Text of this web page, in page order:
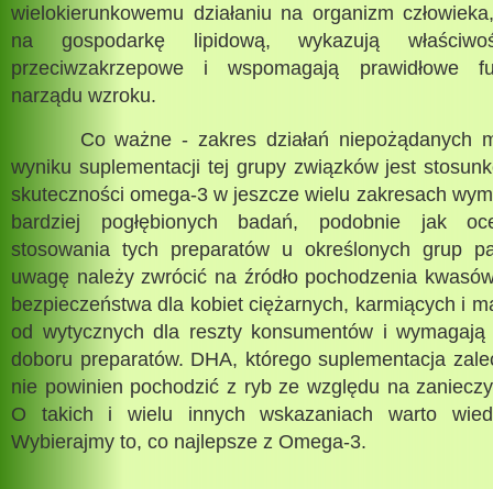
wielokierunkowemu działaniu na organizm
na gospodarkę lipidową, wykazują
przeciwzakrzepowe i wspomagają prawidłowe
narządu wzroku.
Co ważne - zakres działań niepożądanych
wyniku suplementacji tej grupy związków jest
skuteczności omega-3 w jeszcze wielu zakresach
bardziej pogłębionych badań, podobnie jak
stosowania tych preparatów u określonych grup
uwagę należy zwrócić na źródło pochodzenia
bezpieczeństwa dla kobiet ciężarnych, karmiących i
od wytycznych dla reszty konsumentów i wymagają
doboru preparatów. DHA, którego suplementacja
nie powinien pochodzić z ryb ze względu na
O takich i wielu innych wskazaniach warto
Wybierajmy to, co najlepsze z Omega-3.